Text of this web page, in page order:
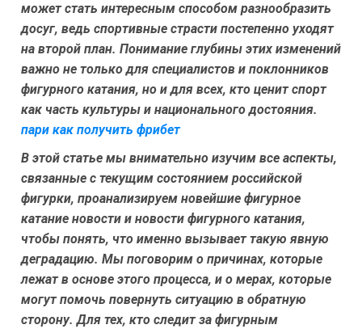
может стать интересным способом разнообразить
досуг, ведь спортивные страсти постепенно уходят
на второй план. Понимание глубины этих изменений
важно не только для специалистов и поклонников
фигурного катания, но и для всех, кто ценит спорт
как часть культуры и национального достояния.
пари как получить фрибет
В этой статье мы внимательно изучим все аспекты,
связанные с текущим состоянием российской
фигурки, проанализируем новейшие фигурное
катание новости и новости фигурного катания,
чтобы понять, что именно вызывает такую явную
деградацию. Мы поговорим о причинах, которые
лежат в основе этого процесса, и о мерах, которые
могут помочь повернуть ситуацию в обратную
сторону. Для тех, кто следит за фигурным